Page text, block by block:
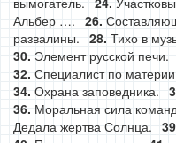
Альбер ….
развалины.
Тихо в
Элемент русской печи.
Специалист по
Охрана заповедника.
Моральная сила
Дедала жертва Солнца.